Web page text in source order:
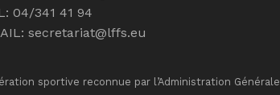
04/341 41 94
secretariat@lffs.eu
sportive reconnue par l’Administration Générale